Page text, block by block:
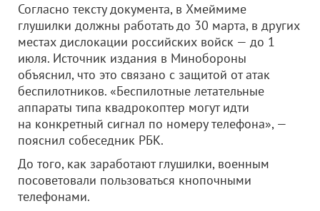
Согласно тексту документа, в Хмеймиме
глушилки должны работать до 30 марта, в других
местах дислокации российских войск — до 1
июля. Источник издания в Минобороны
объяснил, что это связано с защитой от атак
беспилотников. «Беспилотные летательные
аппараты типа квадрокоптер могут идти
на конкретный сигнал по номеру телефона», —
пояснил собеседник РБК.
До того, как заработают глушилки, военным
посоветовали пользоваться кнопочными
телефонами.